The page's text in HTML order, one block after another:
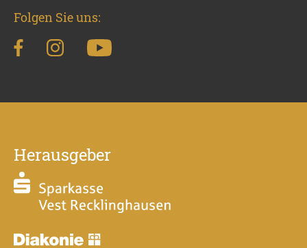
Folgen Sie uns:
Herausgeber